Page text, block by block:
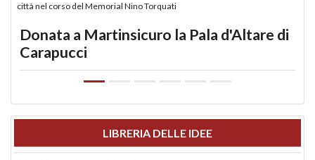
città nel corso del Memorial Nino Torquati
Donata a Martinsicuro la Pala d'Altare di
Carapucci
LIBRERIA DELLE IDEE